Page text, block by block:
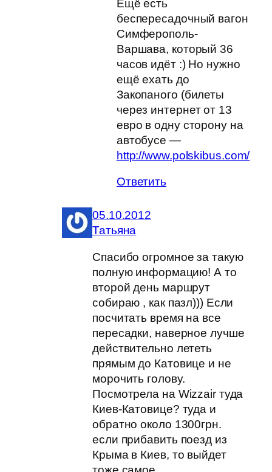
Ещё есть
беспересадочный вагон
Симферополь-
Варшава, который 36
часов идёт :) Но нужно
ещё ехать до
Закопаного (билеты
через интернет от 13
евро в одну сторону на
автобусе —
http://www.polskibus.com/
Ответить
05.10.2012
Татьяна
Спасибо огромное за такую
полную информацию! А то
второй день маршрут
собираю , как пазл))) Если
посчитать время на все
пересадки, наверное лучше
действительно лететь
прямым до Катовице и не
морочить голову.
Посмотрела на Wizzair туда
Киев-Катовице? туда и
обратно около 1300грн.
если прибавить поезд из
Крыма в Киев, то выйдет